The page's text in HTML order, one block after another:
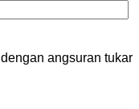
dengan angsuran tukar